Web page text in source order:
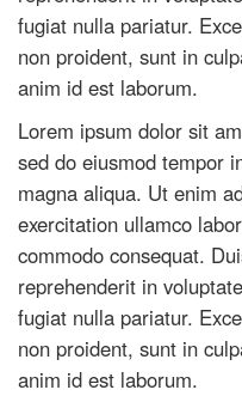
fugiat nulla pariatur.
non proident, sunt in
anim id est laborum.
Lorem ipsum dolor sit
sed do eiusmod tempor
magna aliqua. Ut enim
exercitation ullamco
commodo consequat.
reprehenderit in
fugiat nulla pariatur.
non proident, sunt in
anim id est laborum.